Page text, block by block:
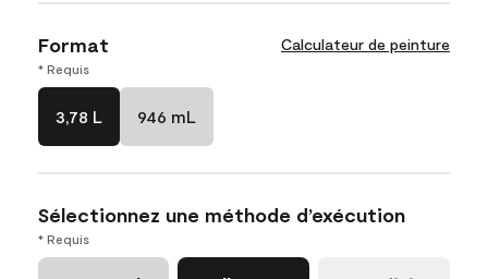
Format Calculateur de peinture
* Requis
3,78 L 946 mL
Sélectionnez une méthode d’exécution
* Requis